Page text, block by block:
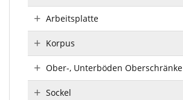
Arbeitsplatte
Korpus
Ober-, Unterböden Oberschränke
Sockel